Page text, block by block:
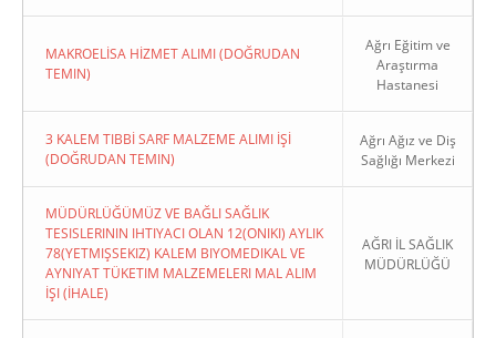
MAKROELİSA HİZMET ALIMI (DOĞRUDAN
TEMIN)
Ağrı Eğitim ve
Araştırma
Hastanesi
3 KALEM TIBBİ SARF MALZEME ALIMI İŞİ
(DOĞRUDAN TEMIN)
Ağrı Ağız ve Diş
Sağlığı Merkezi
MÜDÜRLÜĞÜMÜZ VE BAĞLI SAĞLIK
TESISLERININ IHTIYACI OLAN 12(ONIKI) AYLIK
78(YETMIŞSEKIZ) KALEM BIYOMEDIKAL VE
AYNIYAT TÜKETIM MALZEMELERI MAL ALIM
İŞI (İHALE)
AĞRI İL SAĞLIK
MÜDÜRLÜĞÜ